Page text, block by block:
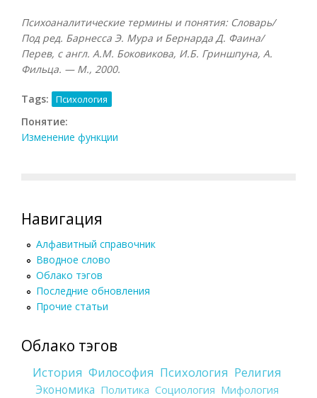
Психоаналитические термины и понятия: Словарь/
Под ред. Барнесса Э. Мура и Бернарда Д. Фаина/
Перев, с англ. А.М. Боковикова, И.Б. Гриншпуна, А.
Фильца. — М., 2000.
Tags: Психология
Понятие:
Изменение функции
Навигация
Алфавитный справочник
Вводное слово
Облако тэгов
Последние обновления
Прочие статьи
Облако тэгов
История Философия Психология Религия
Экономика Политика Социология Мифология